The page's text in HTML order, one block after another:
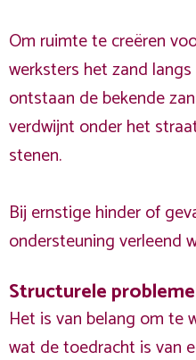
Om ruimte te creëren
werksters het zand
ontstaan de bekende
verdwijnt onder het
stenen.
Bij ernstige hinder of
ondersteuning verleend
Structurele
Het is van belang om te
wat de toedracht is van